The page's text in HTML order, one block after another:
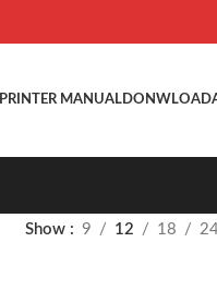
PRINTER MANUALDONWLOAD
Show 9 12 18